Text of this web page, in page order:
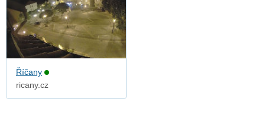
Říčany
ricany.cz